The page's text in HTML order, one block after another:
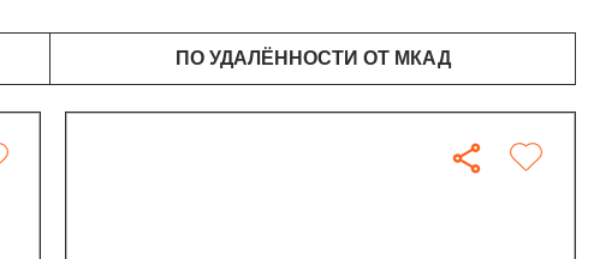
ПО УДАЛЁННОСТИ ОТ МКАД